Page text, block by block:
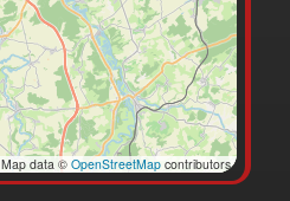
Map data ©OpenStreetMap contributors